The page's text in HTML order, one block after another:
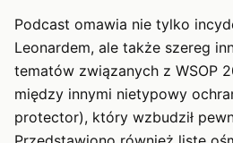
Podcast omawia nie tylko
Leonardem, ale także szereg
tematów związanych z WSOP
między innymi nietypowy
protector), który wzbudził